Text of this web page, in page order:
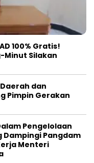
100% Gratis!
Minut Silakan
dan
Pimpin Gerakan
Pengelolaan
Dampingi Pangdam
Menteri